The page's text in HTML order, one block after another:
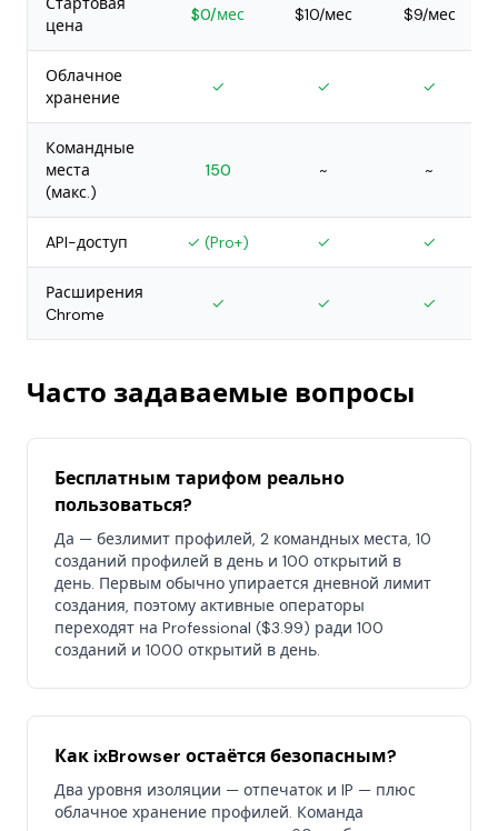
цена
$0/мес $10/мес $9/мес
Облачное
хранение
✓ ✓ ✓
Командные
места
(макс.)
150 ~ ~
API-доступ ✓ (Pro+) ✓ ✓
Расширения
Chrome
✓ ✓ ✓
Часто задаваемые вопросы
Бесплатным тарифом реально
пользоваться?
Да — безлимит профилей, 2 командных места, 10
созданий профилей в день и 100 открытий в
день. Первым обычно упирается дневной лимит
создания, поэтому активные операторы
переходят на Professional ($3.99) ради 100
созданий и 1000 открытий в день.
Как ixBrowser остаётся безопасным?
Два уровня изоляции — отпечаток и IP — плюс
облачное хранение профилей. Команда